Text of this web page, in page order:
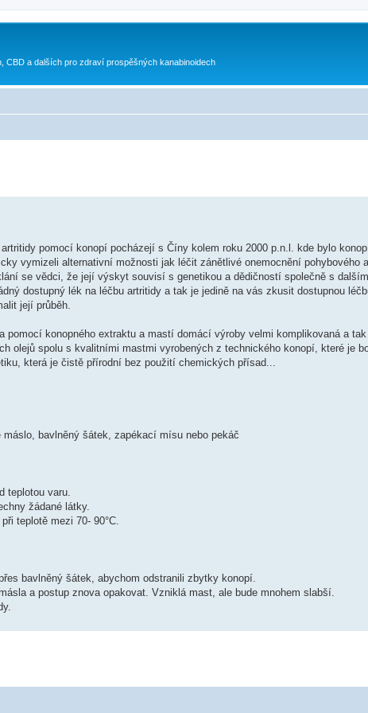
CBD a dalších pro zdraví prospěšných kanabinoidech
pomocí konopí pocházejí s Číny kolem roku 2000 p.n.l. kde bylo
vymizeli alternativní možnosti jak léčit zánětlivé onemocnění pohybového
se vědci, že její výskyt souvisí s genetikou a dědičností společně s
dostupný lék na léčbu artritidy a tak je jedině na vás zkusit dostupnou
její průběh.
konopného extraktu a mastí domácí výroby velmi komplikovaná a tak
olejů spolu s kvalitními mastmi vyrobených z technického konopí, které je
která je čistě přírodní bez použití chemických přísad...
bavlněný šátek, zapékací mísu nebo pekáč
teplotou varu.
žádané látky.
teplotě mezi 70- 90°C.
bavlněný šátek, abychom odstranili zbytky konopí.
a postup znova opakovat. Vzniklá mast, ale bude mnohem slabší.